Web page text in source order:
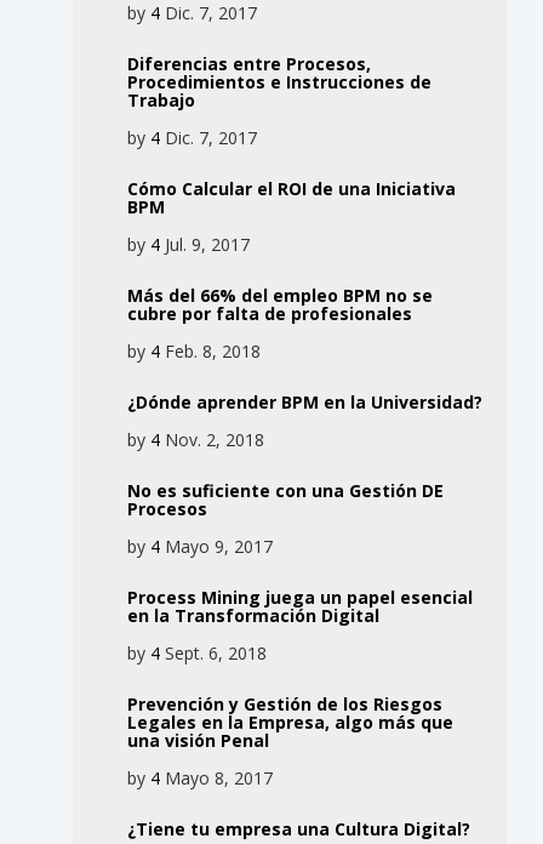
by 4 Dic. 7, 2017
Diferencias entre Procesos,
Procedimientos e Instrucciones de
Trabajo
by 4 Dic. 7, 2017
Cómo Calcular el ROI de una Iniciativa
BPM
by 4 Jul. 9, 2017
Más del 66% del empleo BPM no se
cubre por falta de profesionales
by 4 Feb. 8, 2018
¿Dónde aprender BPM en la Universidad?
by 4 Nov. 2, 2018
No es suficiente con una Gestión DE
Procesos
by 4 Mayo 9, 2017
Process Mining juega un papel esencial
en la Transformación Digital
by 4 Sept. 6, 2018
Prevención y Gestión de los Riesgos
Legales en la Empresa, algo más que
una visión Penal
by 4 Mayo 8, 2017
¿Tiene tu empresa una Cultura Digital?